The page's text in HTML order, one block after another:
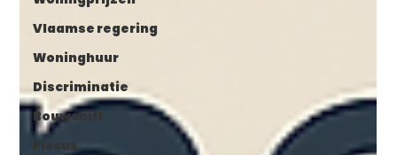
Vlaamse regering
Woninghuur
Discriminatie
Bouwshift
Fiscus